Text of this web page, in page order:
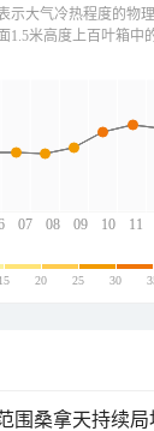
07 08 09 10 11
示大气冷热程度的物
1.5米高度上百叶箱中
15 20 25 30
围桑拿天持续